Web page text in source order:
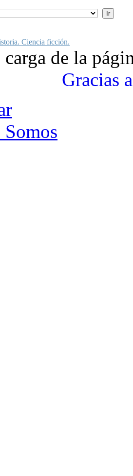
Ciencia ficción.
de la
Gracias a
Somos